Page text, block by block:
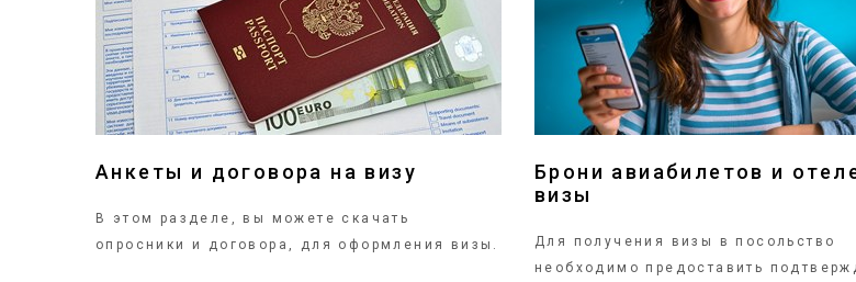
ПОДРОБНЕЕ
Анкеты и договора на визу
В этом разделе, вы можете скачать
опросники и договора, для оформления визы.
ПОДРОБНЕЕ
Брони авиабилетов и
визы
Для получения визы в посольство
необходимо предоставить